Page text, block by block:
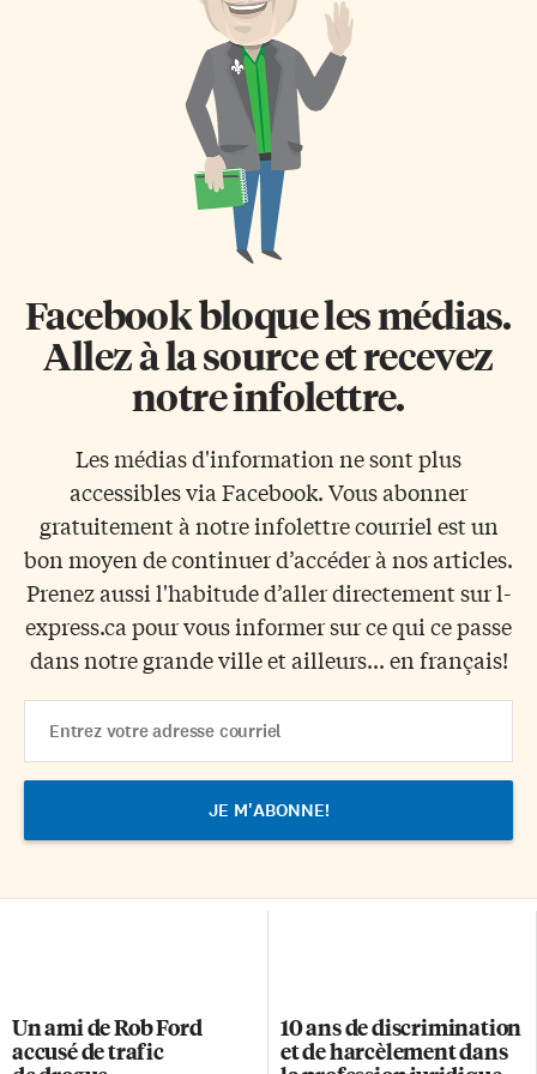
maintenant à Queen’s Park
après avoir remporté l’élection
partielle dans Etobicoke-
progressiste-conservateur de
candidats les plus connus, Tony
Vella, un ancien porte-parole de
la police de Toronto, John
Nunziata, un ex-candidat à la
mairie, Peter Leon, un proche
santé précaire, mais en sécurité.
«Jusqu’à présent, le personnel
consulaire et mon père ont
essayé d’en dire le moins
possible, même à notre famille,
pour s’assurer que tout […]
Facebook bloque les médias.
Allez à la source et recevez
notre infolettre.
Les médias d'information ne sont plus
accessibles via Facebook. Vous abonner
gratuitement à notre infolettre courriel est un
bon moyen de continuer d’accéder à nos articles.
Prenez aussi l'habitude d’aller directement sur l-
express.ca pour vous informer sur ce qui ce passe
dans notre grande ville et ailleurs... en français!
Address
Un ami de Rob Ford
accusé de trafic
10 ans de discrimination
et de harcèlement dans